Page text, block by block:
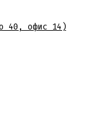
40, офис 14)